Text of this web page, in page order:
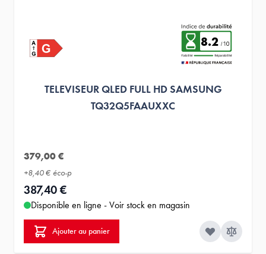
8.2
TELEVISEUR QLED FULL HD SAMSUNG
TQ32Q5FAAUXXC
379,00 €
+8,40 € éco-p
387,40 €
Disponible en ligne - Voir stock en magasin
Ajouter au panier